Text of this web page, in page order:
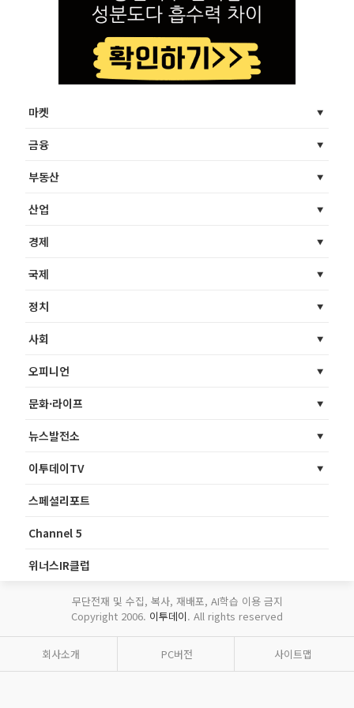
마켓
금융
부동산
산업
경제
국제
정치
사회
오피니언
문화·라이프
뉴스발전소
이투데이TV
스페셜리포트
Channel 5
위너스IR클럽
무단전재 및 수집, 복사, 재배포, AI학습 이용 금지
Copyright 2006. 이투데이. All rights reserved
회사소개 PC버전 사이트맵